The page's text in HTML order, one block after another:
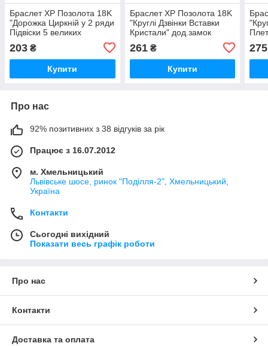
Браслет XP Позолота 18K
"Дорожка Циркній у 2 ряди
Підвіски 5 великих
Кам'яних" розмір 19 см х 4
мм опт
203 ₴
Купити
Браслет XP Позолота 18K
"Круглі Дзвінки Вставки
Кристали" дод.замок
розмір 21 см х 5 мм опт
261₴
Купити
275
Про нас
92% позитивних з 38 відгуків за рік
Працює з 16.07.2012
м. Хмельницький
Львівське шосе, ринок "Поділля-2", Хмельницький,
Україна
Контакти
Сьогодні вихідний
Показати весь графік роботи
Про нас
Контакти
Доставка та оплата